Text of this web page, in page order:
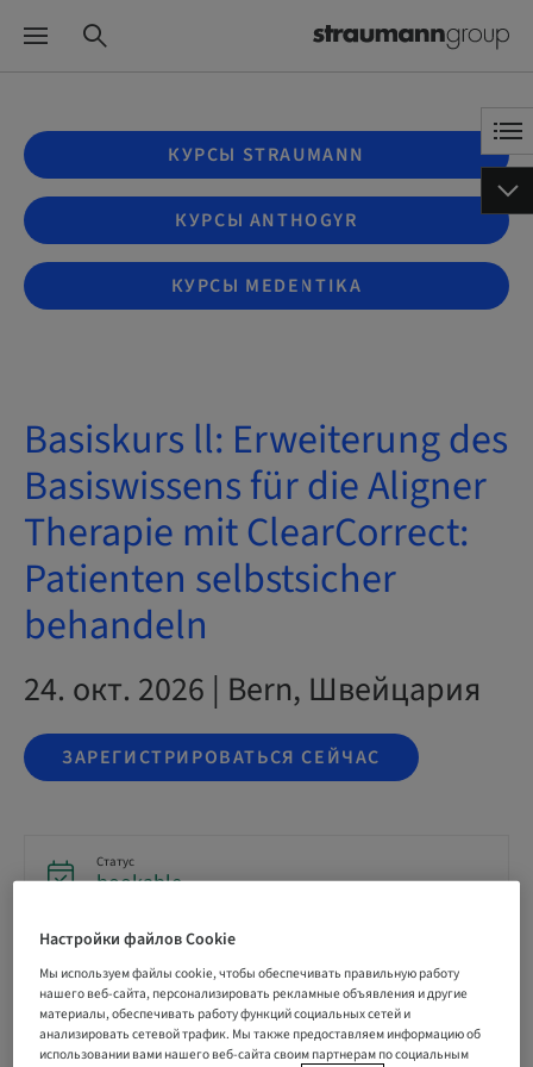
КУРСЫ STRAUMANN
КУРСЫ ANTHOGYR
КУРСЫ MEDENTIKA
Basiskurs ll: Erweiterung des
Basiswissens für die Aligner
Therapie mit ClearCorrect:
Patienten selbstsicher
behandeln
24. окт. 2026 | Bern, Швейцария
ЗАРЕГИСТРИРОВАТЬСЯ СЕЙЧАС
Статус
bookable
14. окт. 2026 (UTC+1)
Цена на участника (применимы местные сборы)
Настройки файлов Cookie
Мы используем файлы cookie, чтобы обеспечивать правильную работу
нашего веб-сайта, персонализировать рекламные объявления и другие
материалы, обеспечивать работу функций социальных сетей и
анализировать сетевой трафик. Мы также предоставляем информацию об
использовании вами нашего веб-сайта своим партнерам по социальным